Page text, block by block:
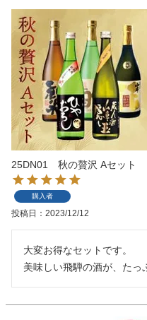
25DN01 秋の贅沢 Aセット
購入者
投稿日 2023/12/12
大変お得なセットです。
美味しい飛騨の酒が、たっ